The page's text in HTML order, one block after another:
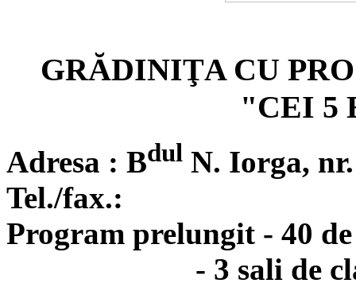
GRĂDINIŢA CU
"CEI 5
Adresa : Bdul N. Iorga, nr.
Tel./fax.:
Program prelungit - 40
- 3 sali de